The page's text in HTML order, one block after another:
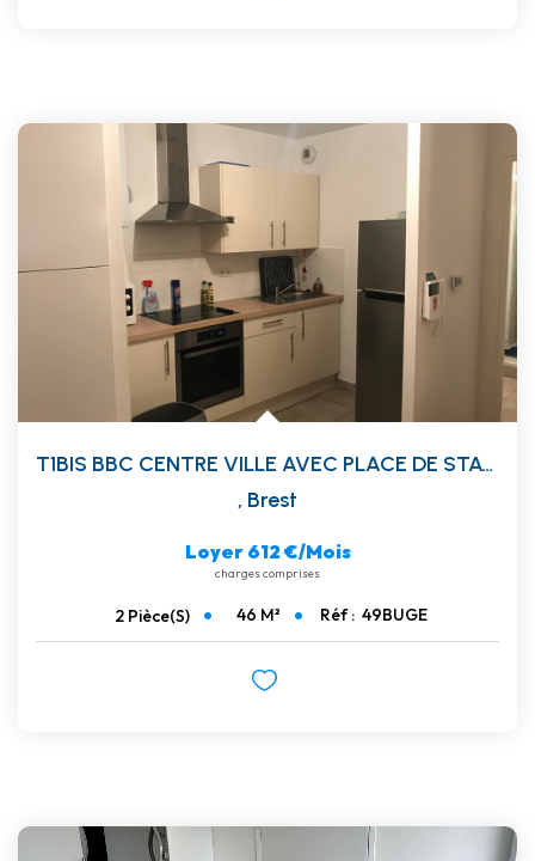
T1BIS BBC CENTRE VILLE AVEC PLACE DE STATIONEMENT. VIDE
, Brest
Loyer 612 €/mois
charges comprises
2 Pièce(s) 46 M² Réf : 49BUGE